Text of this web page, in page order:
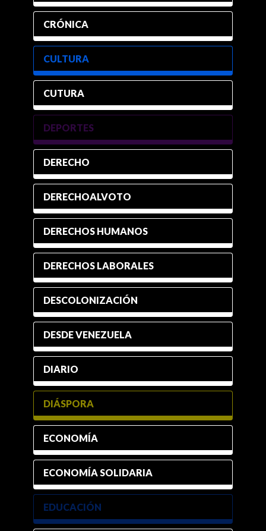
CRÓNICA
CULTURA
CUTURA
DEPORTES
DERECHO
DERECHOALVOTO
DERECHOS HUMANOS
DERECHOS LABORALES
DESCOLONIZACIÓN
DESDE VENEZUELA
DIARIO
DIÁSPORA
ECONOMÍA
ECONOMÍA SOLIDARIA
EDUCACIÓN